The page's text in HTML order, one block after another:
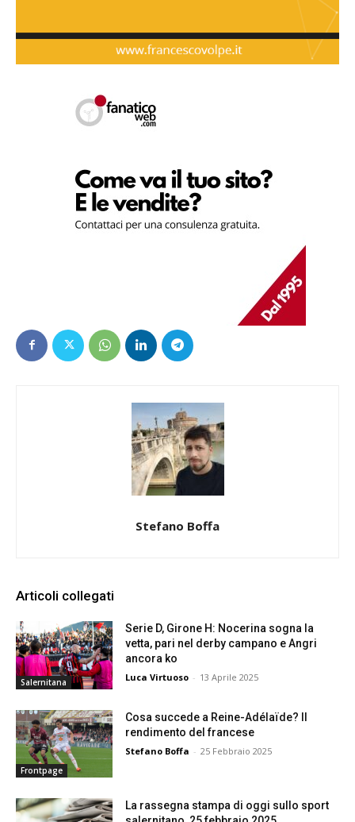
Stefano Boffa
Articoli collegati
Salernitana
Serie D, Girone H: Nocerina sogna la
vetta, pari nel derby campano e Angri
ancora ko
Luca Virtuoso - 13 Aprile 2025
Frontpage
Cosa succede a Reine-Adélaïde? Il
rendimento del francese
Stefano Boffa - 25 Febbraio 2025
La rassegna stampa di oggi sullo sport